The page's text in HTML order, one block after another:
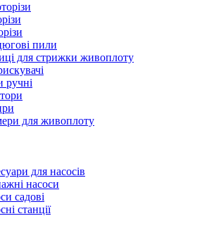
пили
для стрижки живоплоту
ручні
для живоплоту
для насосів
насоси
садові
станції